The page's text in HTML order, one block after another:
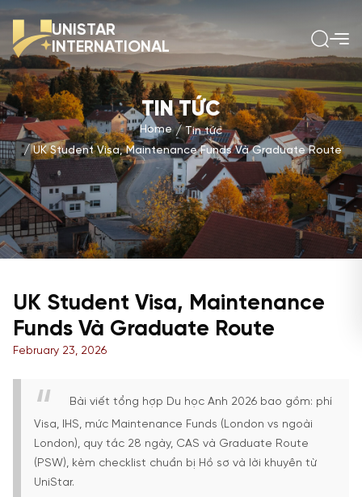
UNISTAR
INTERNATIONAL
TIN TỨC
Home
Tin tức
UK Student Visa, Maintenance Funds Và Graduate Route
UK Student Visa, Maintenance
Funds Và Graduate Route
February 23, 2026
Bài viết tổng hợp Du học Anh 2026 bao gồm: phí
Visa, IHS, mức Maintenance Funds (London vs ngoài
London), quy tắc 28 ngày, CAS và Graduate Route
(PSW), kèm checklist chuẩn bị Hồ sơ và lời khuyên từ
UniStar.